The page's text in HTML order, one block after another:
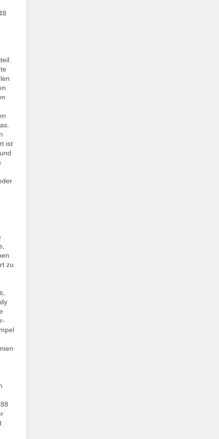
ist
zu